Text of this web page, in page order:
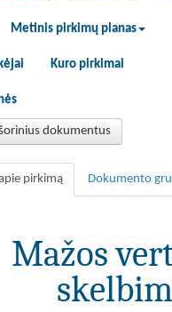
Metinis pirkimų planas
Kuro pirkimai
dokumentus
pirkimą Dokumento
Mažos